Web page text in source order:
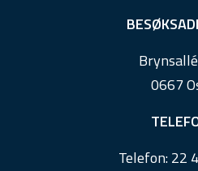
0667
Telefon:22